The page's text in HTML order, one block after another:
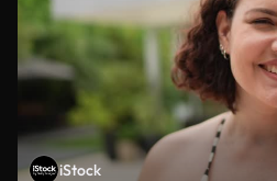
iStock